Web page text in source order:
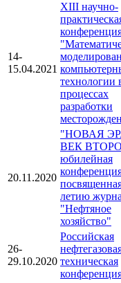
14-
15.04.2021
XIII научно-
технологии
процессах
разработки
20.11.2020
"НОВАЯ
ВЕК
юбилейная
летию
"Нефтяное
хозяйство"
26-
29.10.2020
Российская
техническая